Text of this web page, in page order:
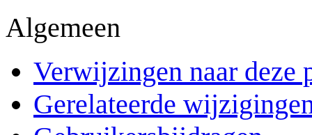
Algemeen
Verwijzingen naar deze
Gerelateerde